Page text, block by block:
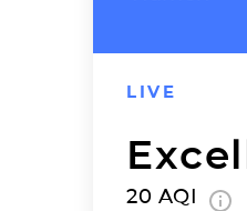
LIVE
20 AQI